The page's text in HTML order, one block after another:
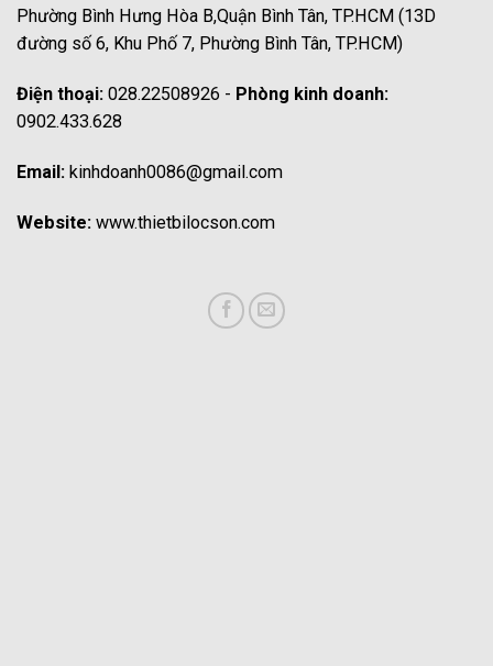
Phường Bình Hưng Hòa B,Quận Bình Tân, TP.HCM (13D
đường số 6, Khu Phố 7, Phường Bình Tân, TP.HCM)
Điện thoại: 028.22508926 - Phòng kinh doanh:
0902.433.628
Email: kinhdoanh0086@gmail.com
Website: www.thietbilocson.com